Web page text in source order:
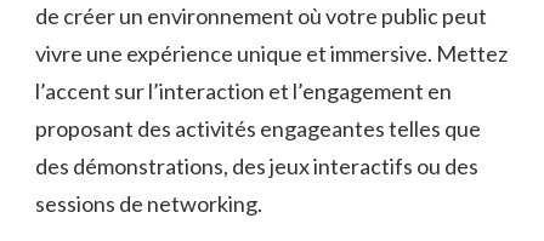
de créer un environnement où votre public peut
vivre une expérience unique⁢ et‍ immersive. Mettez
l’accent sur l’interaction‍ et l’engagement en
proposant des activités engageantes telles que
des démonstrations, des jeux‍ interactifs ‌ou ⁤des
sessions de networking.